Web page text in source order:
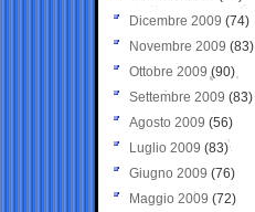
Dicembre 2009 (74)
Novembre 2009 (83)
Ottobre 2009 (90)
Settembre 2009 (83)
Agosto 2009 (56)
Luglio 2009 (83)
Giugno 2009 (76)
Maggio 2009 (72)